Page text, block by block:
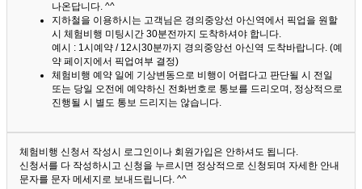
나온답니다. ^^
지하철을 이용하시는 고객님은 경의중앙선 아신역에서 픽업을 원할
시 체험비행 미팅시간 30분전까지 도착하셔야 합니다.
예시 : 1시예약 / 12시30분까지 경의중앙선 아신역 도착바랍니다. (예
약 페이지에서 픽업여부 결정)
체험비행 예약 일에 기상변동으로 비행이 어렵다고 판단될 시 전일
또는 당일 오전에 예약하신 전화번호로 통보를 드리오며, 정상적으로
진행될 시 별도 통보 드리지는 않습니다.
체험비행 신청서 작성시 로그인이나 회원가입은 안하셔도 됩니다.
신청서를 다 작성하시고 신청을 누르시면 정상적으로 신청되며 자세한 안내
문자를 문자 메세지로 보내드립니다. ^^